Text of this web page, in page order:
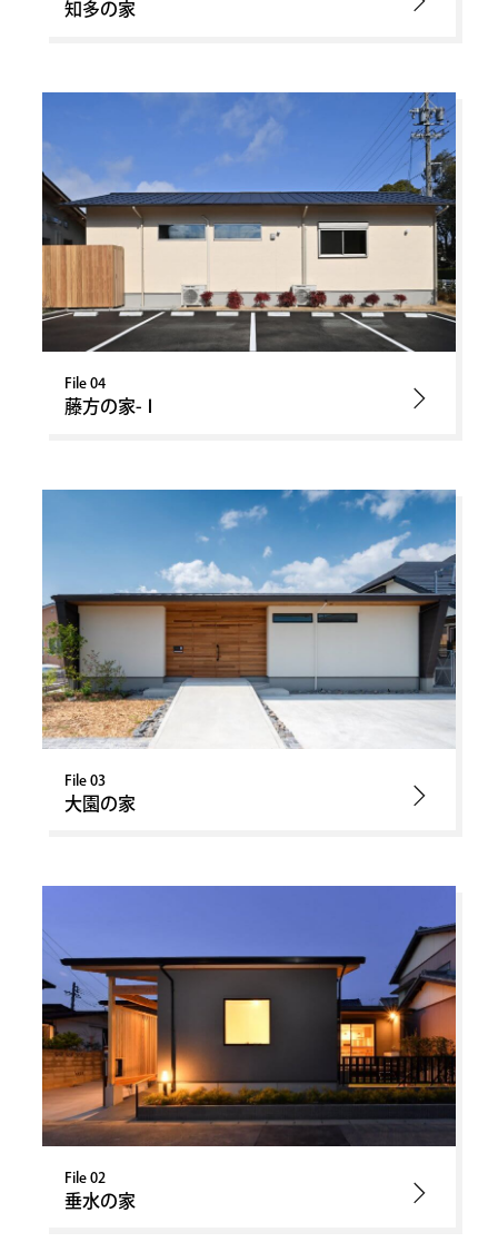
知多の家
File 04
藤方の家-Ⅰ
File 03
大園の家
File 02
垂水の家